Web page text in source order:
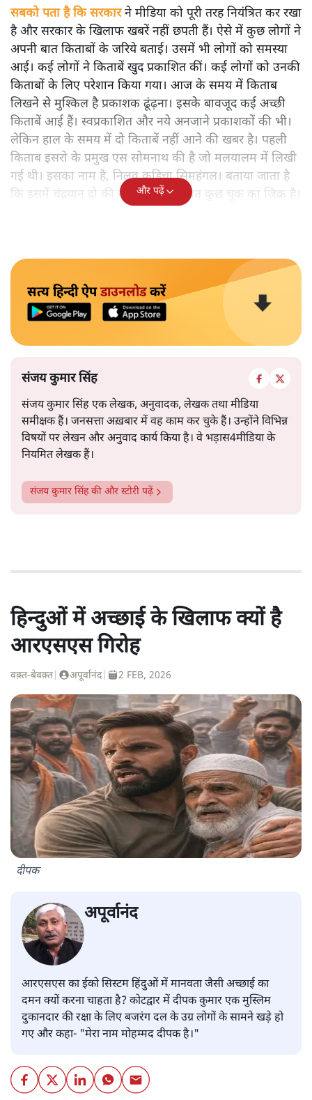
सबको पता है कि सरकारने मीडिया को पूरी तरह नियंत्रित कर रखा
है और सरकार के खिलाफ खबरें नहीं छपती हैं। ऐसे में कुछ लोगों ने
अपनी बात किताबों के जरिये बताई। उसमें भी लोगों को समस्या
आई। कई लोगों ने किताबें खुद प्रकाशित कीं। कई लोगों को उनकी
किताबों के लिए परेशान किया गया। आज के समय में किताब
लिखने से मुश्किल है प्रकाशक ढूंढ़ना। इसके बावजूद कई अच्छी
किताबें आई हैं। स्वप्रकाशित और नये अनजाने प्रकाशकों की भी।
लेकिन हाल के समय में दो किताबें नहीं आने की खबर है। पहली
किताब इसरो के प्रमुख एस सोमनाथ की है जो मलयालम में लिखी
गई थी। इसका नाम है, निलवु कुडिचा सिमहंगल। बताया जाता है
कि इसमें चंद्रयान दो की नाकामी से संबंधित कुछ चूक का जिक्र है।
और पढ़ें
सत्य हिन्दी ऐपडाउनलोडकरें
संजय कुमार सिंह
संजय कुमार सिंह एक लेखक, अनुवादक, लेखक तथा मीडिया
समीक्षक हैं। जनसत्ता अख़बार में वह काम कर चुके हैं। उन्होंने विभिन्न
विषयों पर लेखन और अनुवाद कार्य किया है। वे भड़ास4मीडिया के
नियमित लेखक हैं।
संजय कुमार सिंहकी और स्टोरी पढ़ें
हिन्दुओं में अच्छाई के खिलाफ क्यों है
आरएसएस गिरोह
वक़्त-बेवक़्त अपूर्वानंद| 2 FEB, 2026
दीपक
अपूर्वानंद
आरएसएस का ईको सिस्टम हिंदुओं में मानवता जैसी अच्छाई का
दमन क्यों करना चाहता है? कोटद्वार में दीपक कुमार एक मुस्लिम
दुकानदार की रक्षा के लिए बजरंग दल के उग्र लोगों के सामने खड़े हो
गए और कहा- "मेरा नाम मोहम्मद दीपक है।"